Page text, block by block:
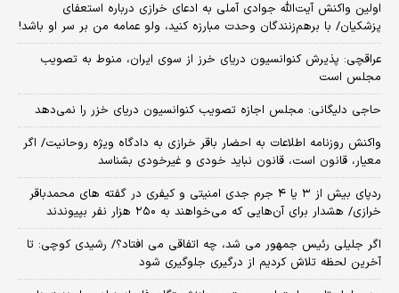
اولین واکنش آیت‌الله جوادی آملی به ادعای خرازی درباره استعفای
پزشکیان/ با برهم‌زنندگان وحدت مبارزه کنید، ولو عمامه من بر سر او باشد!
عراقچی: پذیرش کنوانسیون دریای خرز از سوی ایران، منوط به تصویب
مجلس است
حاجی دلیگانی: مجلس اجازه تصویب کنوانسیون دریای خزر را نمی‌دهد
واکنش روزنامه اطلاعات به احضار باقر خرازی به دادگاه ویژه روحانیت/ اگر
معیار، قانون است، قانون نباید خودی و غیرخودی بشناسد
ردپای بیش از ۳ یا ۴ جرم جدی امنیتی و کیفری در گفته های محمدباقر
خرازی/ هشدار برای آن‌هایی که می‌خواهند به ۲۵۰ هزار نفر بپیوندند
اگر جلیلی رئیس جمهور می شد، چه اتفاقی می افتاد؟/ رشیدی کوچی: تا
آخرین لحظه تلاش کردیم از درگیری جلوگیری شود